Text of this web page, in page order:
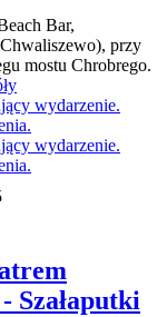
Bar,
przy
mostu Chrobrego.
Szałaputki